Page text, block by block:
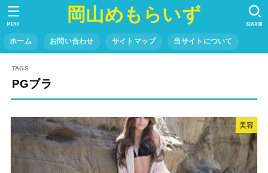
岡山めもらいず
ホーム お問い合わせ サイトマップ 当サイトについて
SEARCH
MENU
PGブラ
美容